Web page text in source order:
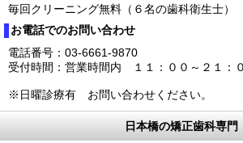
毎回クリーニング無料（６名の歯科衛生士）
お電話でのお問い合わせ
電話番号：03-6661-9870
受付時間：営業時間内 １１：００～２１：
※日曜診療有 お問い合わせください。
日本橋の矯正歯科専門